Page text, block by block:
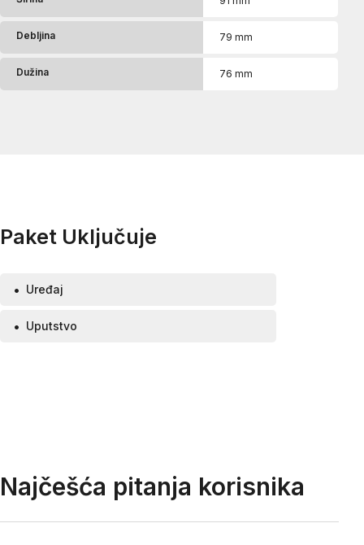
Debljina 79 mm
Dužina 76 mm
Paket Uključuje
Uređaj
Uputstvo
Najčešća pitanja korisnika